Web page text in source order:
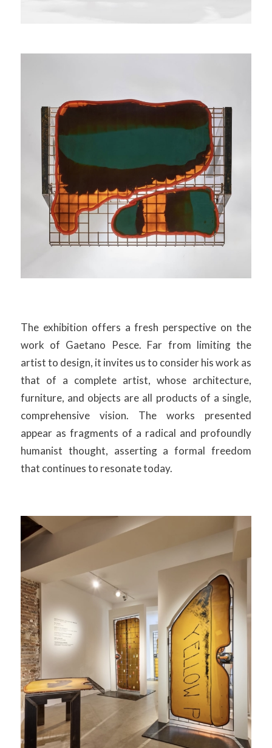
The exhibition offers a fresh perspective on the
work of Gaetano Pesce. Far from limiting the
artist to design, it invites us to consider his work as
that of a complete artist, whose architecture,
furniture, and objects are all products of a single,
comprehensive vision. The works presented
appear as fragments of a radical and profoundly
humanist thought, asserting a formal freedom
that continues to resonate today.